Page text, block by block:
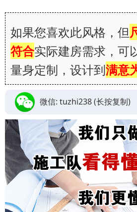
如果您喜欢此风格，但
符合实际建房需求，可
量身定制，设计到满意
微信: tuzhi238(长按复制)